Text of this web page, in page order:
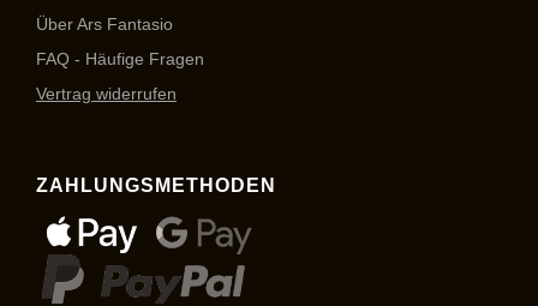
Über Ars Fantasio
FAQ - Häufige Fragen
Vertrag widerrufen
ZAHLUNGSMETHODEN